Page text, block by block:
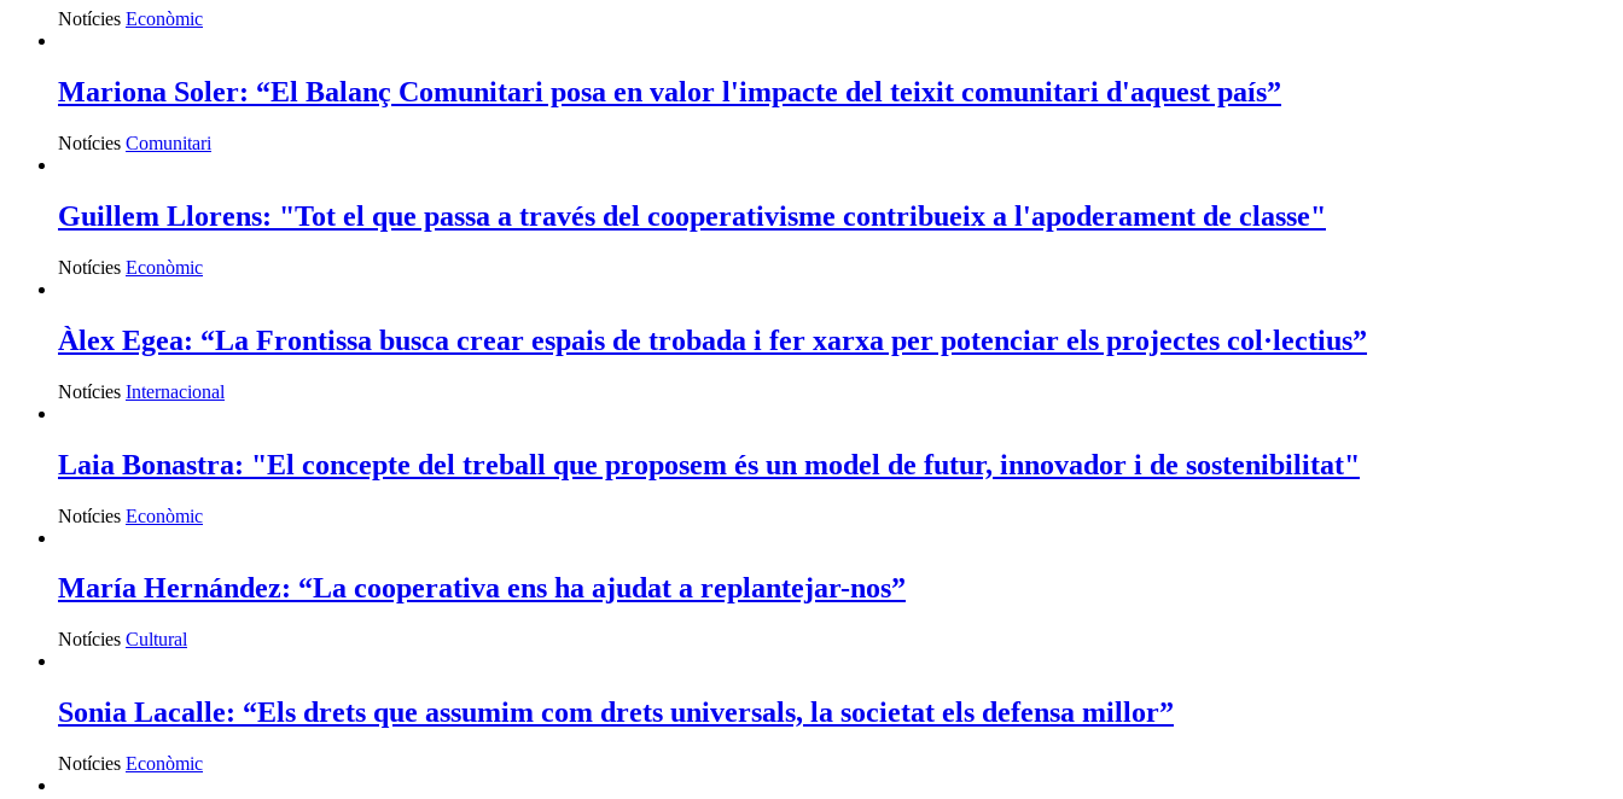
Notícies Econòmic
Mariona Soler: “El Balanç Comunitari posa en valor l'impacte del teixit comunitari d'aquest país”
Notícies Comunitari
Guillem Llorens: "Tot el que passa a través del cooperativisme contribueix a l'apoderament de classe"
Notícies Econòmic
Àlex Egea: “La Frontissa busca crear espais de trobada i fer xarxa per potenciar els projectes col·lectius”
Notícies Internacional
Laia Bonastra: "El concepte del treball que proposem és un model de futur, innovador i de sostenibilitat"
Notícies Econòmic
María Hernández: “La cooperativa ens ha ajudat a replantejar-nos”
Notícies Cultural
Sonia Lacalle: “Els drets que assumim com drets universals, la societat els defensa millor”
Notícies Econòmic